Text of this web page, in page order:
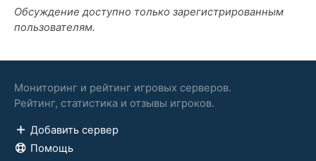
Обсуждение доступно только зарегистрированным
пользователям.
Мониторинг и рейтинг игровых серверов.
Рейтинг, статистика и отзывы игроков.
Добавить сервер
Помощь